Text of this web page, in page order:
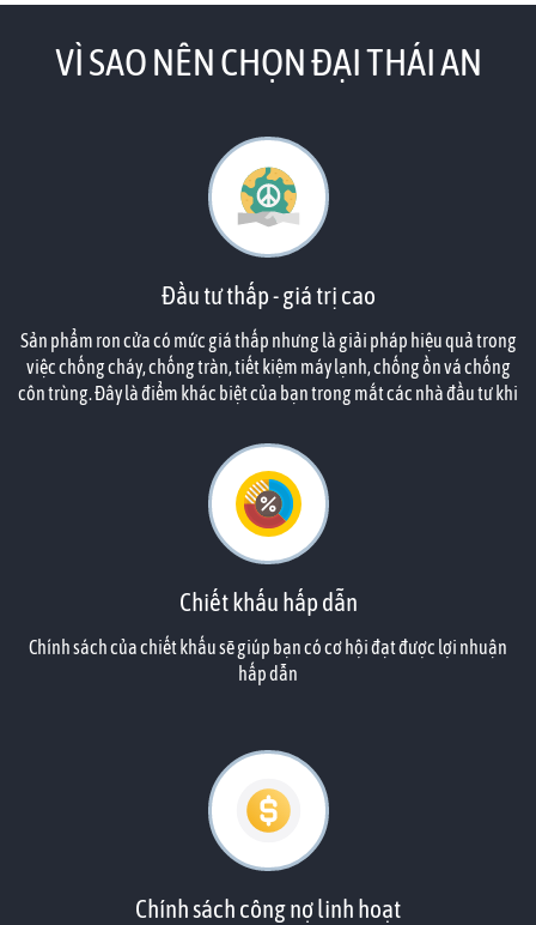
VÌ SAO NÊN CHỌN ĐẠI THÁI AN
Đầu tư thấp - giá trị cao
Sản phẩm ron cửa có mức giá thấp nhưng là giải pháp hiệu quả trong
việc chống cháy, chống tràn, tiết kiệm máy lạnh, chống ồn vá chống
côn trùng. Đây là điểm khác biệt của bạn trong mắt các nhà đầu tư khi
Chiết khấu hấp dẫn
Chính sách của chiết khấu sẽ giúp bạn có cơ hội đạt được lợi nhuận
hấp dẫn
Chính sách công nợ linh hoạt